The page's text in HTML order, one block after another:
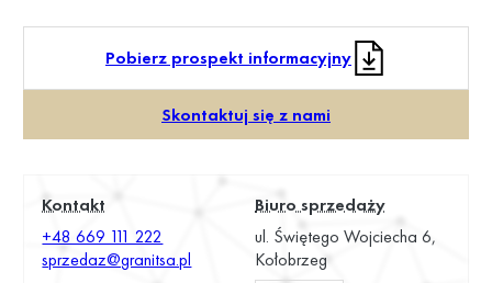
Pobierz prospekt informacyjny
Skontaktuj się z nami
Kontakt
+48 669 111 222
sprzedaz@granitsa.pl
Biuro sprzedaży
ul. Świętego Wojciecha 6,
Kołobrzeg